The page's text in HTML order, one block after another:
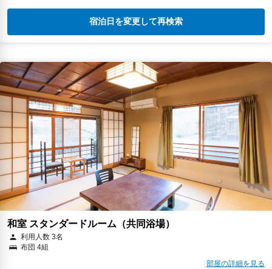
宿泊日を変更して再検索
和室 スタンダードルーム（共同浴場）
利用人数 3名
布団 4組
部屋の詳細を見る